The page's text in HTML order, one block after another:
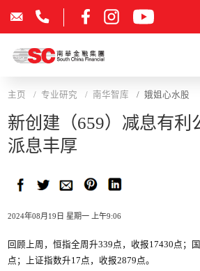
主页 专业研究 南华智库 娥姐心水股
新创建（659）减息有利
派息丰厚
2024年08月19日 星期一 上午9:06
回顾上周，恒指全周升339点，收报17430点；
点；上证指数升17点，收报2879点。